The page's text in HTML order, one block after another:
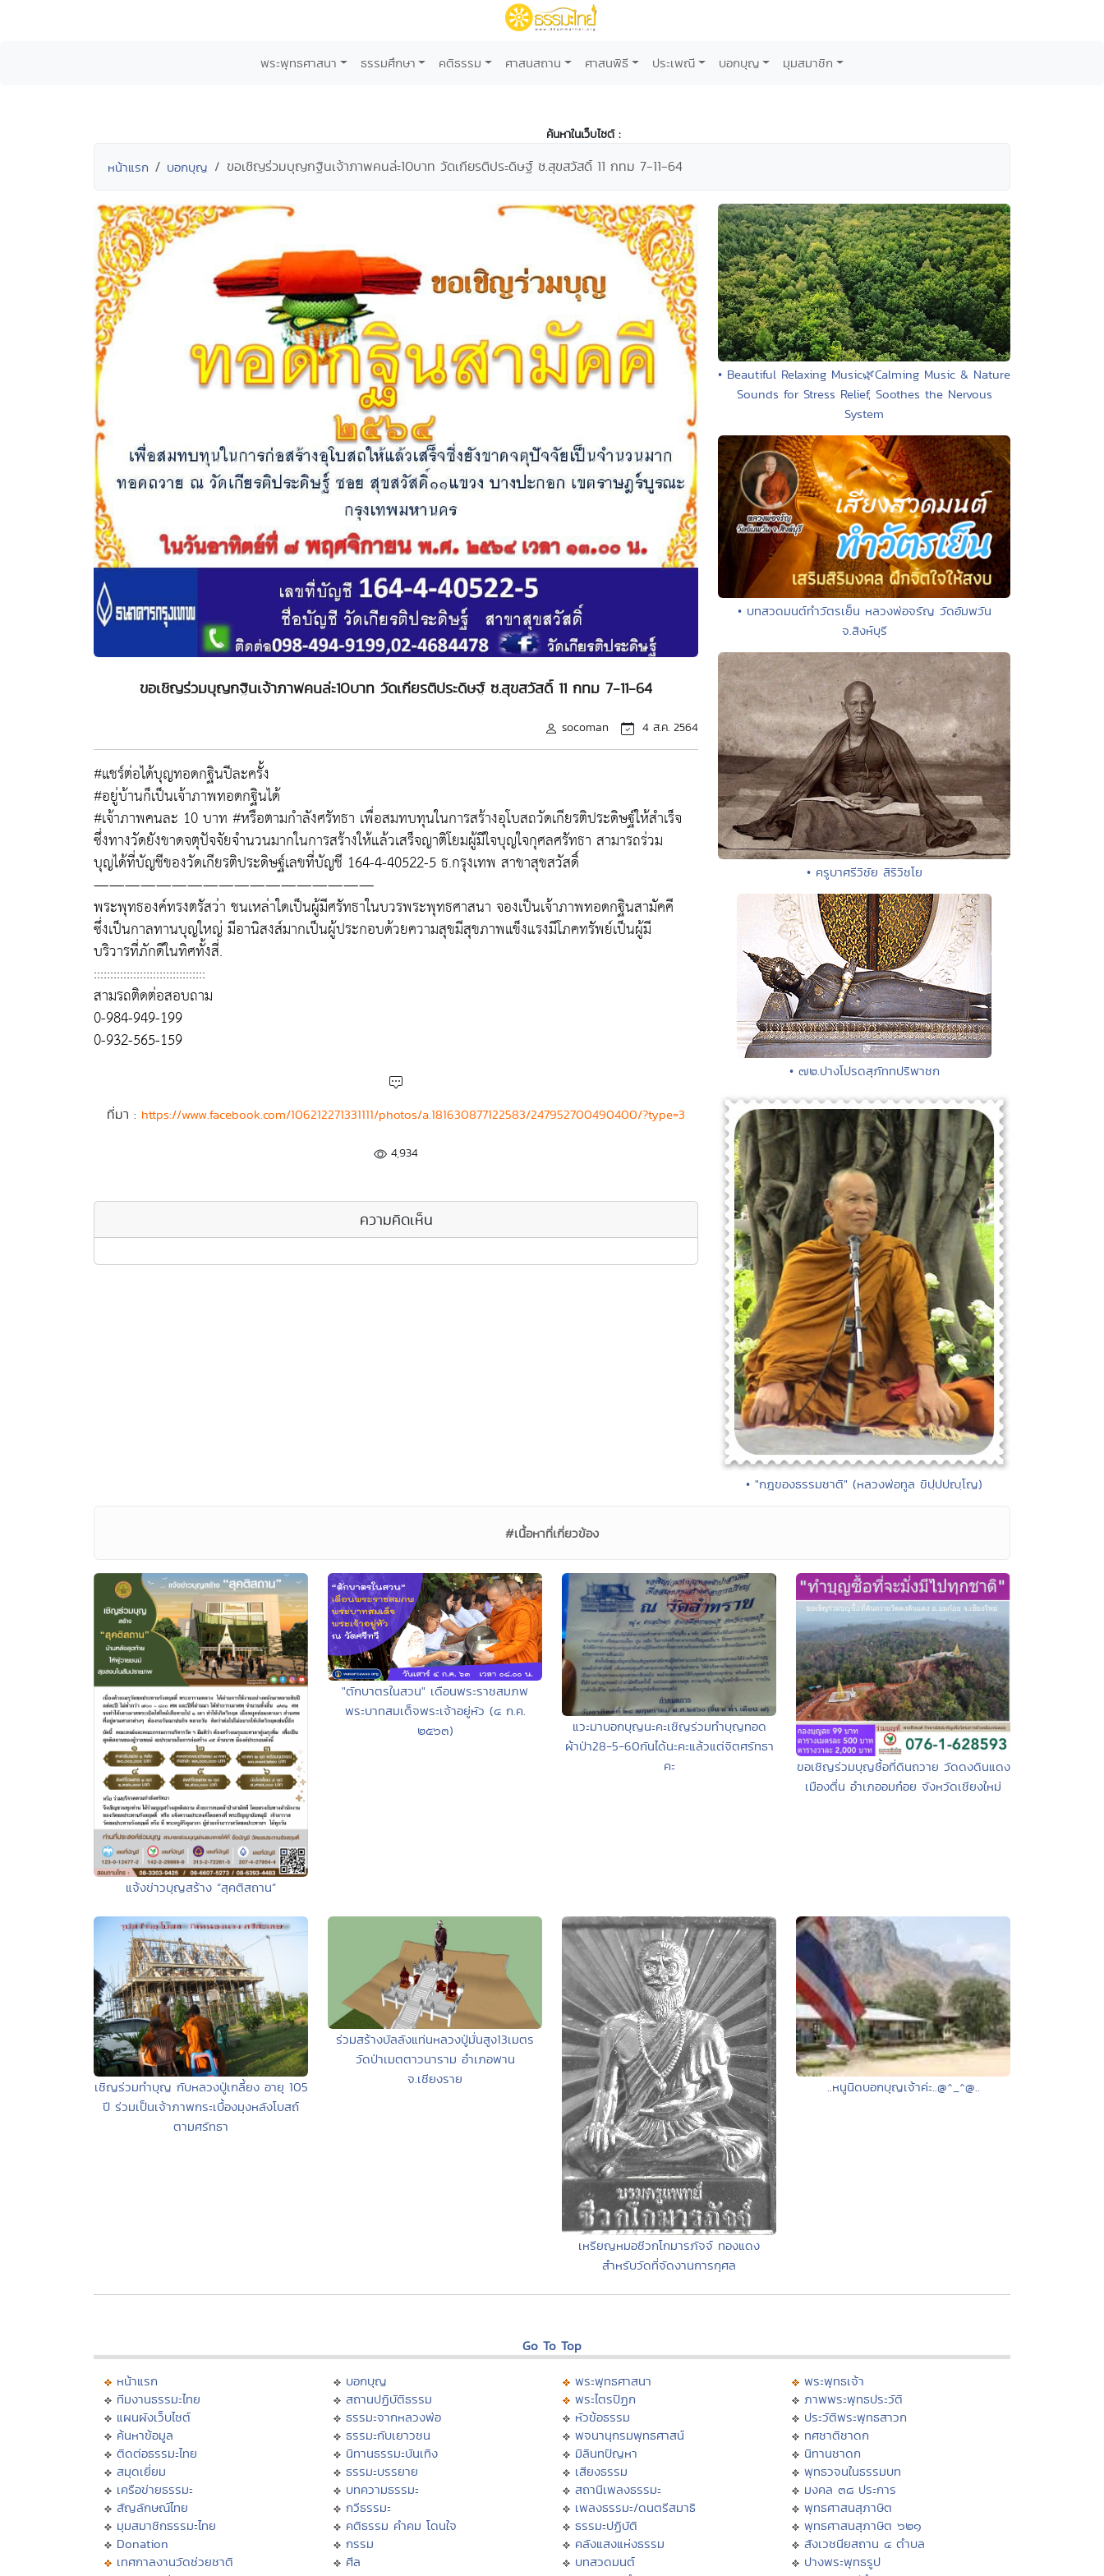
พระพุทธศาสนา ธรรมศึกษา คติธรรม ศาสนสถาน ศาสนพิธี ประเพณี บอกบุญ มุมสมาชิก
ค้นหาในเว็บไซต์ :
หน้าแรก บอกบุญ ขอเชิญร่วมบุญกฐินเจ้าภาพคนล่ะ10บาท วัดเกียรติประดิษฐ์ ซ.สุขสวัสดิ์ 11 กทม 7-11-64
ขอเชิญร่วมบุญกฐินเจ้าภาพคนล่ะ10บาท วัดเกียรติประดิษฐ์ ซ.สุขสวัสดิ์ 11 กทม 7-11-64
socoman 4 ส.ค. 2564
#แชร์ต่อได้บุญทอดกฐินปีละครั้ง
#อยู่บ้านก็เป็นเจ้าภาพทอดกฐินได้
#เจ้าภาพคนละ 10 บาท #หรือตามกำลังศรัทธา เพื่อสมทบทุนในการสร้างอุโบสถวัดเกียรติประดิษฐ์ให้สำเร็จ
ซึ่งทางวัดยังขาดจตุปัจจัยจำนวนมากในการสร้างให้แล้วเสร็จญาติโยมผู้มีใจบุญใจกุศลศรัทธา สามารถร่วม
บุญได้ที่บัญชีของวัดเกียรติประดิษฐ์เลขที่บัญชี 164-4-40522-5 ธ.กรุงเทพ สาขาสุขสวัสดิ์
——————————————————
พระพุทธองค์ทรงตรัสว่า ชนเหล่าใดเป็นผู้มีศรัทธาในบวรพระพุทธศาสนา จองเป็นเจ้าภาพทอดกฐินสามัคคี
ซึ่งเป็นกาลทานบุญใหญ่ มีอานิสงส์มากเป็นผู้ประกอบด้วยความสุขมีสุขภาพแข็งแรงมีโภคทรัพย์เป็นผู้มี
บริวารที่ภักดีในทิศทั้งสี่.
::::::::::::::::::::::::::::::::::
สามรถติดต่อสอบถาม
0-984-949-199
0-932-565-159
ที่มา : https://www.facebook.com/106212271331111/photos/a.181630877122583/247952700490400/?type=3
4,934
ความคิดเห็น
• Beautiful Relaxing Music🌿Calming Music & Nature
Sounds for Stress Relief, Soothes the Nervous
System
• บทสวดมนต์ทำวัตรเย็น หลวงพ่อจรัญ วัดอัมพวัน
จ.สิงห์บุรี
• ครูบาศรีวิชัย สิริวิชโย
• ๗๒.ปางโปรดสุภัททปริพาชก
• "กฎของธรรมชาติ" (หลวงพ่อทูล ขิปฺปปญฺโญ)
#เนื้อหาที่เกี่ยวข้อง
แจ้งข่าวบุญสร้าง “สุคติสถาน”
"ตักบาตรในสวน" เดือนพระราชสมภพ
พระบาทสมเด็จพระเจ้าอยู่หัว (๔ ก.ค.
๒๕๖๓)
แวะมาบอกบุญนะคะเชิญร่วมทำบุญทอด
ผ้าป่า28-5-60กันได้นะคะแล้วแต่จิตศรัทธา
คะ
ขอเชิญร่วมบุญซื้อที่ดินถวาย วัดดงดินแดง
เมืองตื่น อำเภออมก๋อย จังหวัดเชียงใหม่
เชิญร่วมทำบุญ กับหลวงปู่เกลี้ยง อายุ 105
ปี ร่วมเป็นเจ้าภาพกระเบื้องมุงหลังโบสถ์
ตามศรัทธา
ร่วมสร้างบัลลังแท่นหลวงปู่มั่นสูง13เมตร
วัดป่าเมตตาวนาราม อำเภอพาน
จ.เชียงราย
เหรียญหมอชีวกโกมารภัจจ์ ทองแดง
สำหรับวัดที่จัดงานการกุศล
..หนูนิดบอกบุญเจ้าค่ะ..@^_^@..
Go To Top
หน้าแรก
ทีมงานธรรมะไทย
แผนผังเว็บไซต์
ค้นหาข้อมูล
ติดต่อธรรมะไทย
สมุดเยี่ยม
เครือข่ายธรรมะ
สัญลักษณ์ไทย
มุมสมาชิกธรรมะไทย
Donation
เทศกาลงานวัดช่วยชาติ
บอกบุญ
สถานปฏิบัติธรรม
ธรรมะจากหลวงพ่อ
ธรรมะกับเยาวชน
นิทานธรรมะบันเทิง
ธรรมะบรรยาย
บทความธรรมะ
กวีธรรมะ
คติธรรม คำคม โดนใจ
กรรม
ศีล
พระพุทธศาสนา
พระไตรปิฏก
หัวข้อธรรม
พจนานุกรมพุทธศาสน์
มิลินทปัญหา
เสียงธรรม
สถานีเพลงธรรมะ
เพลงธรรมะ/ดนตรีสมาธิ
ธรรมะปฏิบัติ
คลังแสงแห่งธรรม
บทสวดมนต์
พระพุทธเจ้า
ภาพพระพุทธประวัติ
ประวัติพระพุทธสาวก
ทศชาติชาดก
นิทานชาดก
พุทธวจนในธรรมบท
มงคล ๓๘ ประการ
พุทธศาสนสุภาษิต
พุทธศาสนสุภาษิต ๖๒๑
สังเวชนียสถาน ๔ ตำบล
ปางพระพุทธรูป